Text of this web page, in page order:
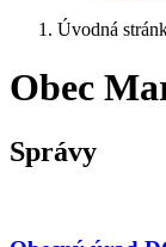
Úvodná
Obec
Správy